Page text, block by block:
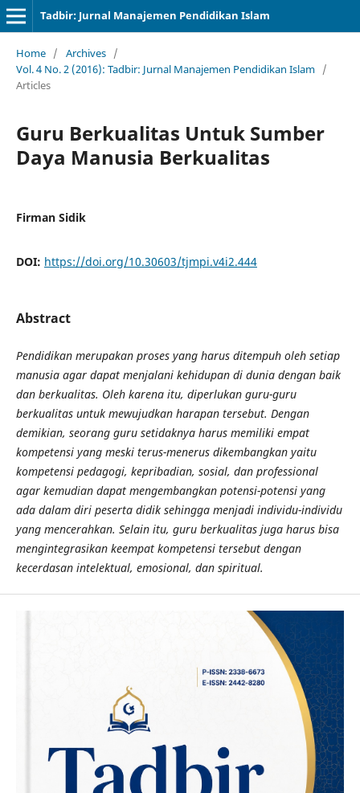
Tadbir: Jurnal Manajemen Pendidikan Islam
Home / Archives /
Vol. 4 No. 2 (2016): Tadbir: Jurnal Manajemen Pendidikan Islam /
Articles
Guru Berkualitas Untuk Sumber
Daya Manusia Berkualitas
Firman Sidik
DOI: https://doi.org/10.30603/tjmpi.v4i2.444
Abstract
Pendidikan merupakan proses yang harus ditempuh oleh setiap
manusia agar dapat menjalani kehidupan di dunia dengan baik
dan berkualitas. Oleh karena itu, diperlukan guru-guru
berkualitas untuk mewujudkan harapan tersebut. Dengan
demikian, seorang guru setidaknya harus memiliki empat
kompetensiyang meski terus-menerus dikembangkan yaitu
kompetensi pedagogi, kepribadian, sosial, dan professional
agar kemudian dapat mengembangkan potensi-potensi yang
ada dalam diripeserta didiksehingga menjadi individu-individu
yang mencerahkan. Selain itu, guru berkualitas juga harus bisa
mengintegrasikan keempat kompetensi tersebut dengan
kecerdasan intelektual, emosional, dan spiritual.